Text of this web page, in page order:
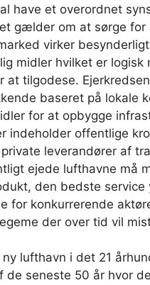
have et overordnet
gælder om at sørge
virker
midler hvilket er logisk
at tilgodese.
baseret på lokale
for at opbygge
indeholder offentlige
leverandører af
ejede lufthavne må
den bedste
for konkurrerende
der over tid vil
lufthavn i det 21
de seneste 50 år hvor